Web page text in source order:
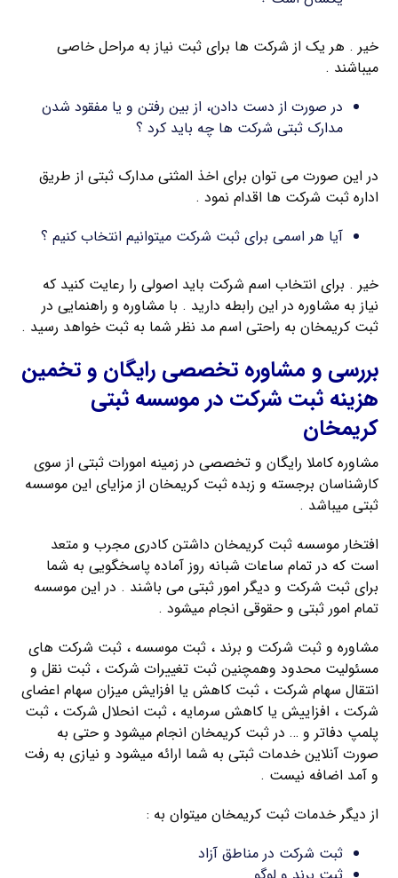
خیر . هر یک از شرکت ها برای ثبت نیاز به مراحل خاصی
میباشند .
در صورت از دست دادن، از بین رفتن و یا مفقود شدن
مدارک ثبتی شرکت ها چه باید کرد ؟
در این صورت می توان برای اخذ المثنی مدارک ثبتی از طریق
اداره ثبت شرکت ها اقدام نمود .
آیا هر اسمی برای ثبت شرکت میتوانیم انتخاب کنیم ؟
خیر . برای انتخاب اسم شرکت باید اصولی را رعایت کنید که
نیاز به مشاوره در این رابطه دارید . با مشاوره و راهنمایی در
ثبت کریمخان به راحتی اسم مد نظر شما به ثبت خواهد رسید .
بررسی و مشاوره تخصصی رایگان و تخمین
هزینه ثبت شرکت در موسسه ثبتی
کریمخان
مشاوره کاملا رایگان و تخصصی در زمینه امورات ثبتی از سوی
کارشناسان برجسته و زبده ثبت کریمخان از مزایای این موسسه
ثبتی میباشد .
افتخار موسسه ثبت کریمخان داشتن کادری مجرب و متعد
است که در تمام ساعات شبانه روز آماده پاسخگویی به شما
برای ثبت شرکت و دیگر امور ثبتی می باشند . در این موسسه
تمام امور ثبتی و حقوقی انجام میشود .
مشاوره و ثبت شرکت و برند ، ثبت موسسه ، ثبت شرکت های
مسئولیت محدود وهمچنین ثبت تغییرات شرکت ، ثبت نقل و
انتقال سهام شرکت ، ثبت کاهش یا افزایش میزان سهام اعضای
شرکت ، افزاییش یا کاهش سرمایه ، ثبت انحلال شرکت ، ثبت
پلمپ دفاتر و … در ثبت کریمخان انجام میشود و حتی به
صورت آنلاین خدمات ثبتی به شما ارائه میشود و نیازی به رفت
و آمد اضافه نیست .
از دیگر خدمات ثبت کریمخان میتوان به :
ثبت شرکت در مناطق آزاد